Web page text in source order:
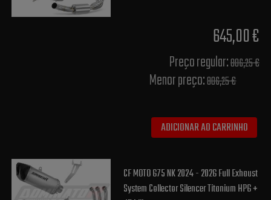
645,00 €
Preço regular:806,25 €
Menor preço:806,25 €
ADICIONAR AO CARRINHO
CF MOTO 675 NK 2024 - 2026 Full Exhaust
System Collector Silencer Titanium HP6 +